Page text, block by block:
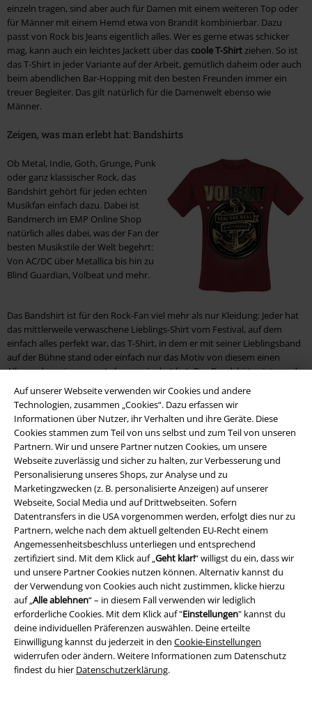
Auf unserer Webseite verwenden wir Cookies und andere
Technologien, zusammen „Cookies“. Dazu erfassen wir
Informationen über Nutzer, ihr Verhalten und ihre Geräte. Diese
Cookies stammen zum Teil von uns selbst und zum Teil von unseren
Partnern. Wir und unsere Partner nutzen Cookies, um unsere
Webseite zuverlässig und sicher zu halten, zur Verbesserung und
Personalisierung unseres Shops, zur Analyse und zu
Marketingzwecken (z. B. personalisierte Anzeigen) auf unserer
Webseite, Social Media und auf Drittwebseiten. Sofern
Datentransfers in die USA vorgenommen werden, erfolgt dies nur zu
Partnern, welche nach dem aktuell geltenden EU-Recht einem
Angemessenheitsbeschluss unterliegen und entsprechend
zertifiziert sind. Mit dem Klick auf „Geht klar!“ willigst du ein, dass wir
und unsere Partner Cookies nutzen können. Alternativ kannst du
der Verwendung von Cookies auch nicht zustimmen, klicke hierzu
auf „Alle ablehnen“ – in diesem Fall verwenden wir lediglich
erforderliche Cookies. Mit dem Klick auf "Einstellungen" kannst du
deine individuellen Präferenzen auswählen. Deine erteilte
Einwilligung kannst du jederzeit in den Cookie-Einstellungen
widerrufen oder ändern. Weitere Informationen zum Datenschutz
findest du hier Datenschutzerklärung.
einzeln tragen, sind aber auch für Damen mit einem weiteren Top oder
für Männer mit einem Hemd etwa von Brandit kombinierbar. Dazu
passt von Rock bis Jeans eigentlich alles. Wer es gerne etwas schicker
mag, kann auch ein leichtes Jackett über das coole T-Shirtziehen. So ist
das T-Shirt in jeder Variante auf der Arbeit, gemütlich daheim oder auch
beim abendlichen Bar-Hopping mit den besten Freunden immer ein
treuer Begleiter. Das gilt natürlich für die Damenwelt ebenso wie
Männer.
Zeigen, was man erlebt hat: Bandshirts
Ob Metal, Indie, Goth, Grunge, Punk
oder ganz klassischer Rock, das
Bandshirt gehört für jeden echten
Musikfan einfach dazu. Dabei ist
Bandmerch im EMP Online Shop
natürlich alles dabei, was der Fan der
besten Musikstile der Welt begehrt:
Von AC/DC über Metallica bis hin zu
Blind Guardian, Volbeat und mehr.
Das Bandshirt ist für den Rock-Fan viel mehr als nur Kleidung: Jeder hat
das mittlerweile verwaschene Lieblings-Shirt vom Festival, auf dem
einfach alles perfekt war, das T-Shirt, in dem er mit seiner Lieblingsband
auf der Bühne stand oder einfach nur das Motiv von diesem einen
Album, das sein ganzes Leben verändert hat. Das Bandshirt zeigt, wo du
warst, was du liebst und wer du bist.
Coole T-Shirts für Fans aus allen Lagern
Mit dem richtigencoolen T-Shirtzeigst du nicht nur, welche Musik du
liebst. Im Online Shop von EMP kommen Anhänger aller Fandoms
garantiert voll auf ihre Kosten. Zum Fan Merch gehören coole Shirts mit
Motiven aus deiner Lieblingsserie wie „The Walking Dead“ ebenso wie
das Richtige für Fans von „Star Wars“. Auch Videospiel-Franchises gehen
nicht leer aus: Kleidung für alle begeisterten Pokémon-Trainer gibt es
natürlich auch. So kannst du deinen Lieblingsfilm immer bei dir tragen,
ob auf der Convention oder zu Hause auf der Couch.
Shirt ist nicht gleich Shirt
Wer einen Blick in unseren Online Shop wirft, merkt sehr bald, dass das
Sortiment der Shirts viele verschiedene Schnittformen und Designs
umfasst. Die Modewelt bei EMP ist zwar nicht immer bunt, aber
dennoch ungeheuer vielfältig. Du kannst sowohl Kurzarm- als auch
Halbarm- und Langarm-Shirts online bestellen. Außerdem gibt es als
weitere Varianten Dreiviertelarm-Oberteile und schulterfreie Shirts ganz